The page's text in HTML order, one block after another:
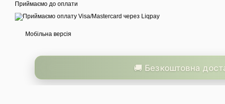
Приймаємо до оплати
Мобільна версія